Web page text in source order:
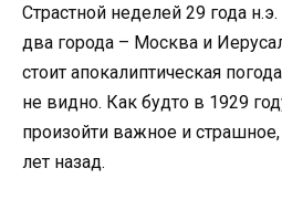
Страстной неделей 29 года
два города – Москва и
стоит апокалиптическая
не видно. Как будто в 1929
произойти важное и
лет назад.